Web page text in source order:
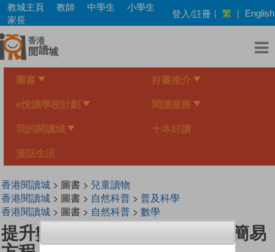
Skip
main
content
教城主頁 教師 中學生
小學生
家長
登入/註冊 | 繁 | English
圖書 好書推介
e悅讀學校計劃 閱讀服務
我的閱讀城 十本好讀
漫話生活
香港閱讀城> 圖書 > 兒童讀物
香港閱讀城> 圖書 > 自然科普> 普及科學
香港閱讀城> 圖書 > 自然科普> 數學
提升數學能力趣味讀本 6 代數‧簡易